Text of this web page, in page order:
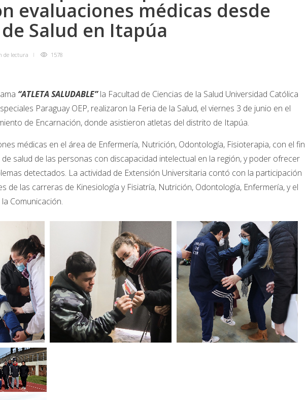
evaluaciones médicas desde
Salud en Itapúa
de lectura 1578
“ATLETA SALUDABLE”la Facultad de Ciencias de la Salud Universidad Católica
Paraguay OEP, realizaron la Feria de la Salud, el viernes 3 de junio en el
de Encarnación, donde asistieron atletas del distrito de Itapúa.
médicas en el área de Enfermería, Nutrición, Odontología, Fisioterapia, con el fin
salud de las personas con discapacidad intelectual en la región, y poder ofrecer
detectados. La actividad de Extensión Universitaria contó con la participación
de las carreras de Kinesiología y Fisiatría, Nutrición, Odontología, Enfermería, y el
Comunicación.